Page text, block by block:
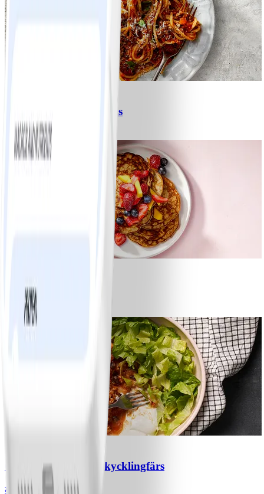
Spagetti med köttfärssås
Lätt10 MIN
Bananpannkakor
5 MIN
Chili con carne med kycklingfärs
# Lätt